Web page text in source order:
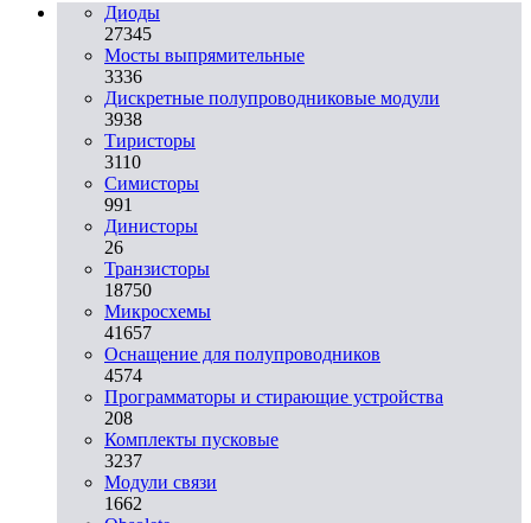
Диоды
27345
Мосты выпрямительные
3336
Дискретные полупроводниковые модули
3938
Тиристоры
3110
Симисторы
991
Динисторы
26
Транзисторы
18750
Микросхемы
41657
Оснащение для полупроводников
4574
Программаторы и стирающие устройства
208
Комплекты пусковые
3237
Модули связи
1662